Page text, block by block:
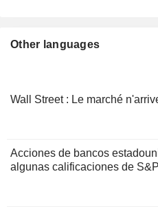
Other languages
Wall Street : Le marché
Acciones de bancos
algunas calificaciones de S&P